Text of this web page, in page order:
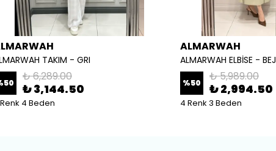
TAKIM - GRI
50 ₺ 6,289.00
₺ 3,144.50
4 Beden
ALMARWAH
ALMARWAH ELBİSE - BEJ
%50 ₺ 5,989.00
₺ 2,994.50
4 Renk 3 Beden